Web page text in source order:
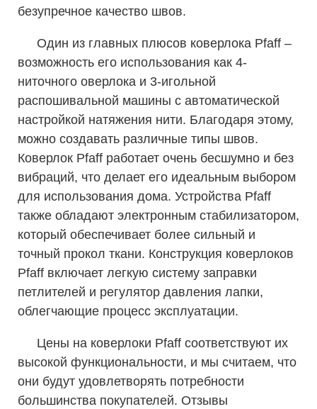
безупречное качество швов.
Один из главных плюсов коверлока Pfaff –
возможность его использования как 4-
ниточного оверлока и 3-игольной
распошивальной машины с автоматической
настройкой натяжения нити. Благодаря этому,
можно создавать различные типы швов.
Коверлок Pfaff работает очень бесшумно и без
вибраций, что делает его идеальным выбором
для использования дома. Устройства Pfaff
также обладают электронным стабилизатором,
который обеспечивает более сильный и
точный прокол ткани. Конструкция коверлоков
Pfaff включает легкую систему заправки
петлителей и регулятор давления лапки,
облегчающие процесс эксплуатации.
Цены на коверлоки Pfaff соответствуют их
высокой функциональности, и мы считаем, что
они будут удовлетворять потребности
большинства покупателей. Отзывы